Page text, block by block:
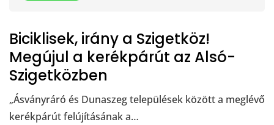
Biciklisek, irány a Szigetköz!
Megújul a kerékpárút az Alsó-
Szigetközben
„Ásványráró és Dunaszeg települések között a meglévő
kerékpárút felújításának a…